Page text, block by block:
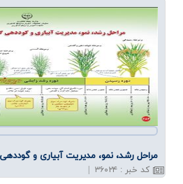
مراحل رشد، نمو، مدیریت آبیاری و گوددهی
کد خبر : ۳۶۰۲۴